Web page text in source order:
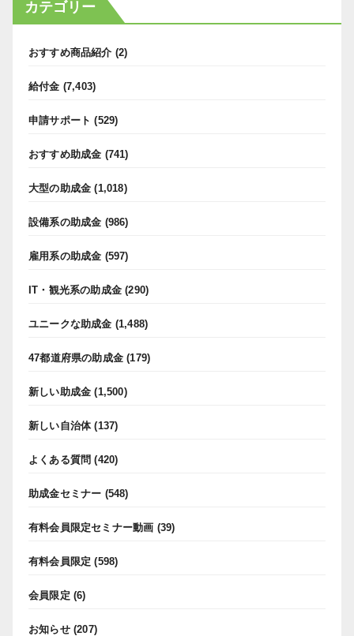
カテゴリー
おすすめ商品紹介 (2)
給付金 (7,403)
申請サポート (529)
おすすめ助成金 (741)
大型の助成金 (1,018)
設備系の助成金 (986)
雇用系の助成金 (597)
IT・観光系の助成金 (290)
ユニークな助成金 (1,488)
47都道府県の助成金 (179)
新しい助成金 (1,500)
新しい自治体(137)
よくある質問 (420)
助成金セミナー (548)
有料会員限定セミナー動画 (39)
有料会員限定 (598)
会員限定 (6)
お知らせ(207)